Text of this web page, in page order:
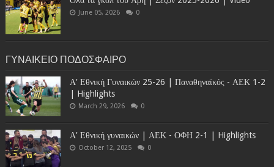
June 05, 2026 0
ΓΥΝΑΙΚΕΙΟ ΠΟΔΟΣΦΑΙΡΟ
Α' Εθνική Γυναικών 25-26 | Παναθηναϊκός - ΑΕΚ 1-2
| Highlights
March 29, 2026 0
Α' Εθνική γυναικών | ΑΕΚ - ΟΦΗ 2-1 | Highlights
October 12, 2025 0